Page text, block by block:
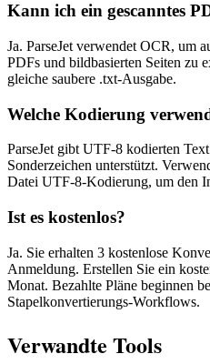
Kann ich ein gescanntes
Ja. ParseJet verwendet OCR, um
PDFs und bildbasierten Seiten zu
gleiche saubere .txt-Ausgabe.
Welche Kodierung
ParseJet gibt UTF-8 kodierten
Sonderzeichen unterstützt.
Datei UTF-8-Kodierung, um den
Ist es kostenlos?
Ja. Sie erhalten 3 kostenlose
Anmeldung. Erstellen Sie ein
Monat. Bezahlte Pläne beginnen
Stapelkonvertierungs-Workflows.
Verwandte Tools